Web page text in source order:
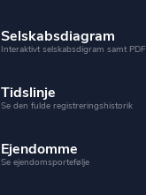
Selskabsdiagram
Interaktivt selskabsdigram samt PDF
Tidslinje
Se den fulde registreringshistorik
Ejendomme
Se ejendomsportefølje